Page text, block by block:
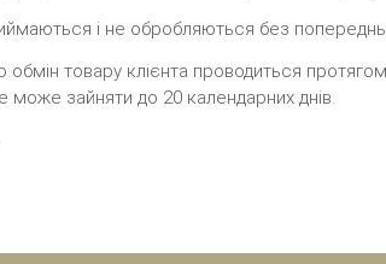
і не обробляються без
обмін товару клієнта проводиться
може зайняти до 20 календарних днів.